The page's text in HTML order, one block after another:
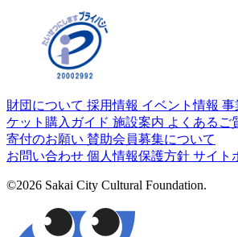
財団について 採用情報 イベント情報 事
ケット購入ガイド 施設案内 よくあるご
寄付のお願い 賛助会員募集について
お問い合わせ 個人情報保護方針 サイト
©2026 Sakai City Cultural Foundation.